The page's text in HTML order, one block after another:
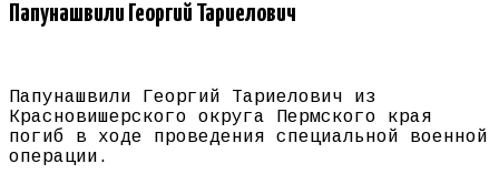
Папунашвили Георгий Тариелович
Папунашвили Георгий Тариелович из
Красновишерского округа Пермского края
погиб в ходе проведения специальной военной
операции.